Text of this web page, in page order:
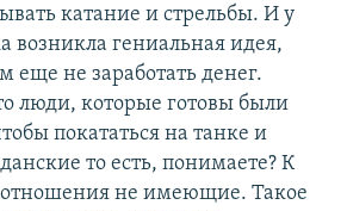
катание и стрельбы. И у
возникла гениальная идея,
еще не заработать денег.
люди, которые готовы были
покататься на танке и
то есть, понимаете? К
не имеющие. Такое